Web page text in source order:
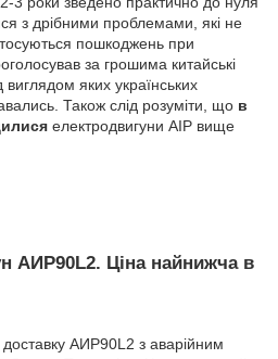
з дрібними проблемами, які не
пошкоджень при
за грошима китайські
виглядом яких українських
Також слід розуміти, що в
електродвигуни АІР вище
АИР90L2. Ціна найнижча в
АИР90L2 з аварійним